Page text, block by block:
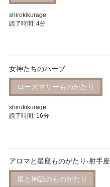
shirokikurage
読了時間: 4分
女神たちのハーブ
ローズマリーものがたり
shirokikurage
読了時間: 16分
アロマと星座ものがたり-射手座
星と神話のものがたり